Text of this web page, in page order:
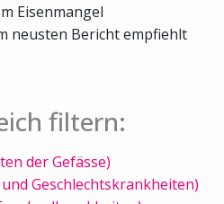
Eisenmangel
neusten Bericht empfiehlt
filtern:
der Gefässe)
Geschlechtskrankheiten)